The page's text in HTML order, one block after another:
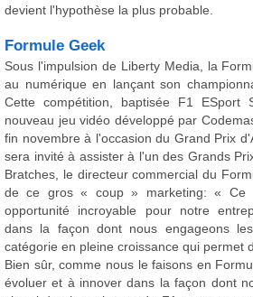
devient l'hypothèse la plus probable.
Formule Geek
Sous l'impulsion de Liberty Media, la
au numérique en lançant son
Cette compétition, baptisée F1 ESport
nouveau jeu vidéo développé par
fin novembre à l'occasion du Grand Prix
sera invité à assister à l'un des Grands
Bratches, le directeur commercial du
de ce gros « coup » marketing: « Ce
opportunité incroyable pour notre
dans la façon dont nous engageons
catégorie en pleine croissance qui permet
Bien sûr, comme nous le faisons en
évoluer et à innover dans la façon dont